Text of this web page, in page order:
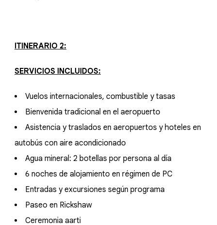
ITINERARIO 2:
SERVICIOS INCLUIDOS:
Vuelos internacionales, combustible y tasas
Bienvenida tradicional en el aeropuerto
Asistencia y traslados en aeropuertos y hoteles en
autobús con aire acondicionado
Agua mineral: 2 botellas por persona al día
6 noches de alojamiento en régimen de PC
Entradas y excursiones según programa
Paseo en Rickshaw
Ceremonia aarti